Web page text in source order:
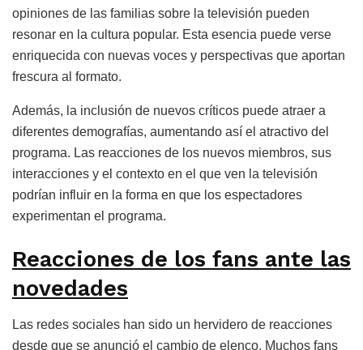
opiniones de las familias sobre la televisión pueden
resonar en la cultura popular. Esta esencia puede verse
enriquecida con nuevas voces y perspectivas que aportan
frescura al formato.
Además, la inclusión de nuevos críticos puede atraer a
diferentes demografías, aumentando así el atractivo del
programa. Las reacciones de los nuevos miembros, sus
interacciones y el contexto en el que ven la televisión
podrían influir en la forma en que los espectadores
experimentan el programa.
Reacciones de los fans ante las
novedades
Las redes sociales han sido un hervidero de reacciones
desde que se anunció el cambio de elenco. Muchos fans